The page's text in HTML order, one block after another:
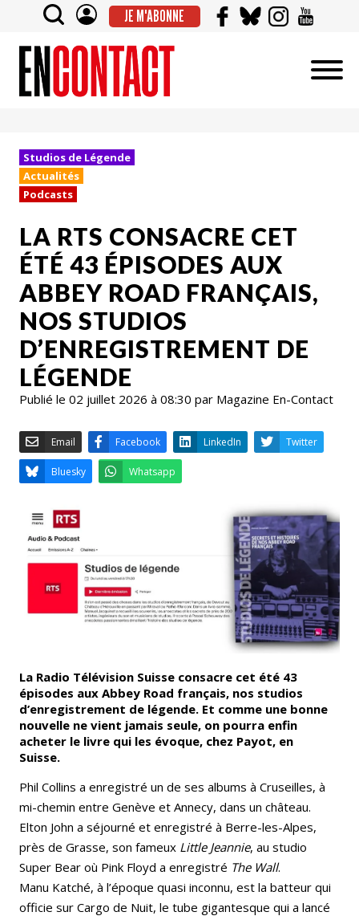
JE M'ABONNE
Studios de Légende
Actualités
Podcasts
LA RTS CONSACRE CET
ÉTÉ 43 ÉPISODES AUX
ABBEY ROAD FRANÇAIS,
NOS STUDIOS
D’ENREGISTREMENT DE
LÉGENDE
Publié le 02 juillet 2026 à 08:30 par Magazine En-Contact
Email LinkedIn
Bluesky
La Radio Télévision Suisse consacre cet été 43
épisodes aux Abbey Road français, nos studios
d’enregistrement de légende. Et comme une bonne
nouvelle ne vient jamais seule, on pourra enfin
acheter le livre qui les évoque, chez Payot, en
Suisse.
Phil Collins a enregistré un de ses albums à Cruseilles, à
mi-chemin entre Genève et Annecy, dans un château.
Elton John a séjourné et enregistré à Berre-les-Alpes,
près de Grasse, son fameux Little Jeannie, au studio
Super Bear où Pink Floyd a enregistré The Wall.
Manu Katché, à l’époque quasi inconnu, est la batteur qui
officie sur Cargo de Nuit, le tube gigantesque qui a lancé